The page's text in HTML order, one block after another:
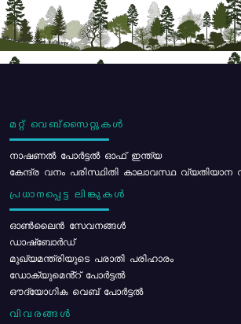
മറ്റ് വെബ്സൈറ്റുകൾ
നാഷണൽ പോർട്ടൽ ഓഫ് ഇന്ത്യ
കേന്ദ്ര വനം പരിസ്ഥിതി കാലാവസ്ഥ വ്യതിയാന
പ്രധാനപ്പെട്ട ലിങ്കുകൾ
ഓൺലൈൻ സേവനങ്ങൾ
ഡാഷ്ബോർഡ്
മുഖ്യമന്ത്രിയുടെ പരാതി പരിഹാരം
ഡോക്യുമെൻ്റ് പോർട്ടൽ
ഔദ്യോഗിക വെബ് പോർട്ടൽ
വിവരങ്ങൾ